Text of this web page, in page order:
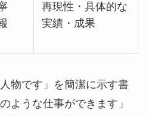
再現性・具体的な
実績・成果
物です」を簡潔に示す書
ような仕事ができます」